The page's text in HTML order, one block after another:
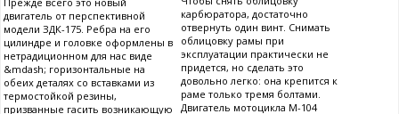
двигатель от перспективной
модели ЗДК-175. Ребра на его
цилиндре и головке оформлены в
нетрадиционном для нас виде
&mdash; горизонтальные на
обеих деталях со вставками из
термостойкой резины,
призванные гасить возникающую
карбюратора, достаточно
отвернуть один винт. Снимать
облицовку рамы при
эксплуатации практически не
придется, но сделать это
довольно легко: она крепится к
раме только тремя болтами.
Двигатель мотоцикла М-104